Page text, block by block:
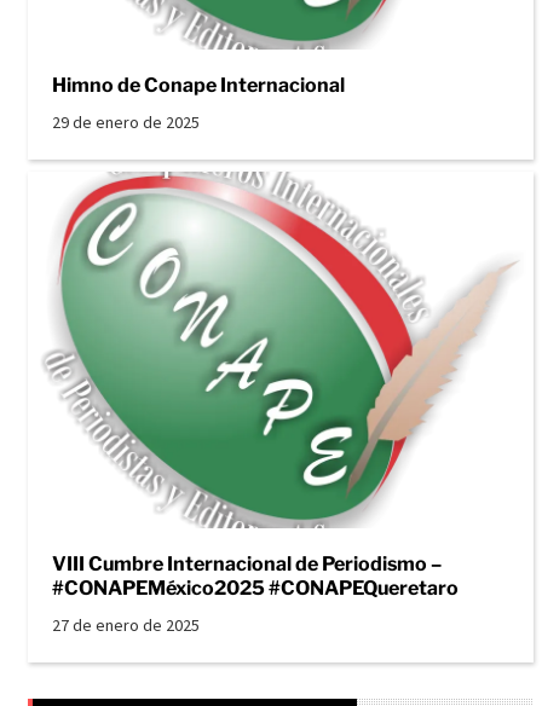
Himno de Conape Internacional
29 de enero de 2025
VIII Cumbre Internacional de Periodismo –
#CONAPEMéxico2025 #CONAPEQueretaro
27 de enero de 2025